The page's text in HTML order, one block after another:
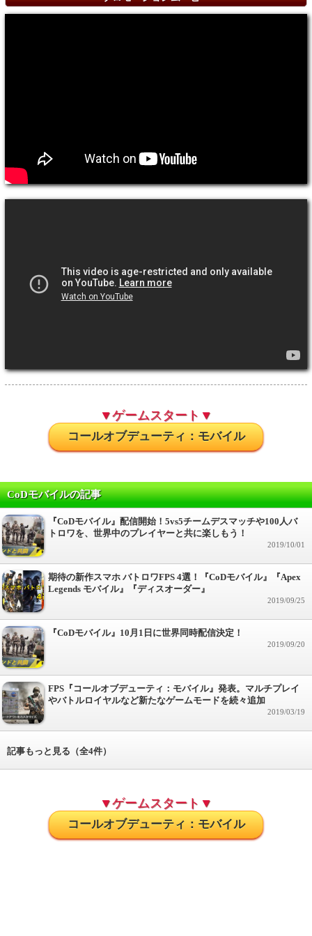
▼ゲームスタート▼
コールオブデューティ：モバイル
CoDモバイルの記事
『CoDモバイル』配信開始！5vs5チームデスマッチや100人バ
トロワを、世界中のプレイヤーと共に楽しもう！
2019/10/01
期待の新作スマホ バトロワFPS 4選！『CoDモバイル』『Apex
Legends モバイル』『ディスオーダー』
2019/09/25
『CoDモバイル』10月1日に世界同時配信決定！
2019/09/20
FPS『コールオブデューティ：モバイル』発表。マルチプレイ
やバトルロイヤルなど新たなゲームモードを続々追加
2019/03/19
記事もっと見る（全4件）
▼ゲームスタート▼
コールオブデューティ：モバイル